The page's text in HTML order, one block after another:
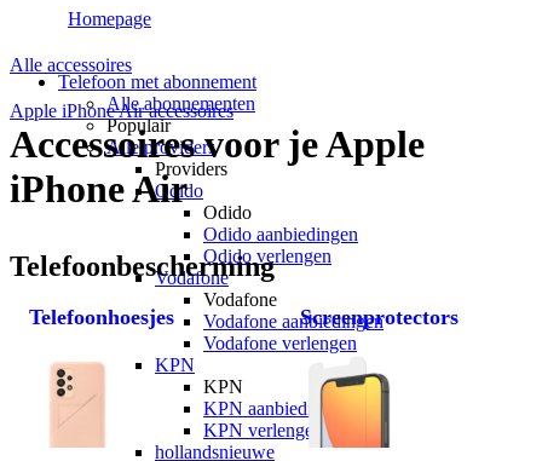
Telefoon met abonnement
Alle abonnementen
Populair
Alle providers
Providers
Odido
Odido
Odido aanbiedingen
Odido verlengen
Vodafone
Vodafone
Vodafone aanbiedingen
Vodafone verlengen
KPN
KPN
KPN aanbiedingen
KPN verlengen
hollandsnieuwe
Homepage
Alle accessoires
Apple iPhone Air accessoires
Accessoires voor je Apple
iPhone Air
Telefoonbescherming
Telefoonhoesjes Screenprotectors